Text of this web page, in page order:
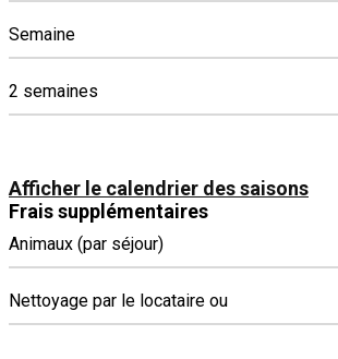
Semaine
2 semaines
Afficher le calendrier des saisons
Frais supplémentaires
Animaux (par séjour)
Nettoyage par le locataire ou